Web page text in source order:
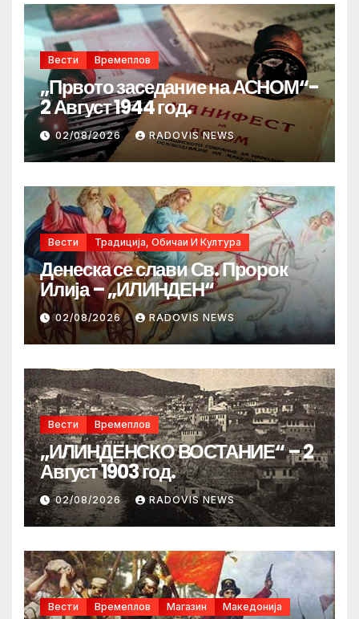
Вести Времеплов
„Првото заседание на АСНОМ“-
2 Август 1944 год.
02/08/2026 RADOVIS NEWS
Вести Традиција, Обичаи И Култура
Денеска се слави Св. Пророк
Илија – „ИЛИНДЕН“
02/08/2026 RADOVIS NEWS
Вести Времеплов
„ИЛИНДЕНСКО ВОСТАНИЕ“ – 2
Август 1903 год.
02/08/2026 RADOVIS NEWS
Вести Времеплов Магазин Македонија